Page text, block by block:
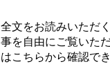
全文をお読みいただ
事を自由にご覧いた
はこちらから確認で